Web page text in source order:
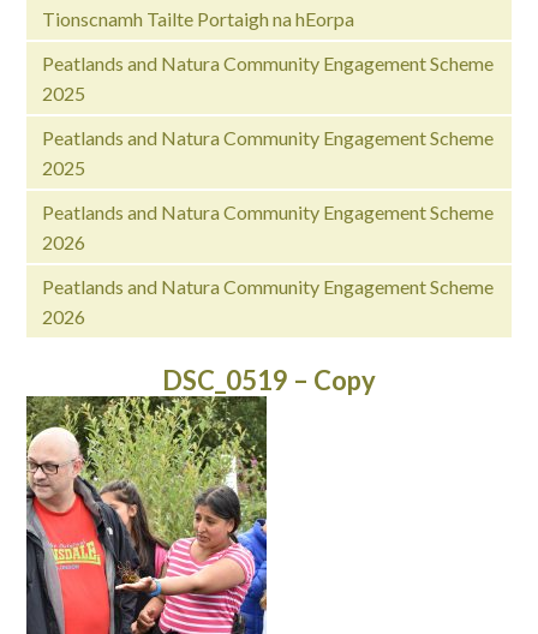
Tionscnamh Tailte Portaigh na hEorpa
Peatlands and Natura Community Engagement Scheme
2025
Peatlands and Natura Community Engagement Scheme
2025
Peatlands and Natura Community Engagement Scheme
2026
Peatlands and Natura Community Engagement Scheme
2026
DSC_0519 – Copy